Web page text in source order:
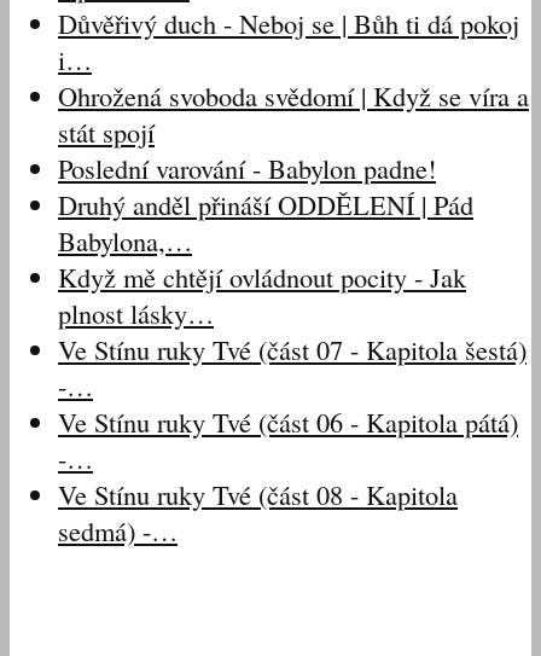
Důvěřivý duch - Neboj se | Bůh ti dá pokoj
i…
Ohrožená svoboda svědomí | Když se víra a
stát spojí
Poslední varování - Babylon padne!
Druhý anděl přináší ODDĚLENÍ | Pád
Babylona,…
Když mě chtějí ovládnout pocity - Jak
plnost lásky…
Ve Stínu ruky Tvé (část 07 - Kapitola šestá)
-…
Ve Stínu ruky Tvé (část 06 - Kapitola pátá)
-…
Ve Stínu ruky Tvé (část 08 - Kapitola
sedmá) -…